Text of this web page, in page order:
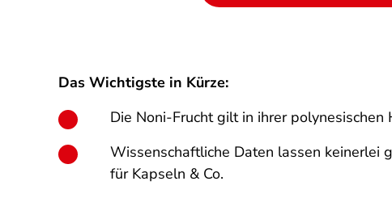
Das Wichtigste in Kürze:
Die Noni-Frucht gilt in ihrer
Wissenschaftliche Daten lassen keinerlei
für Kapseln & Co.